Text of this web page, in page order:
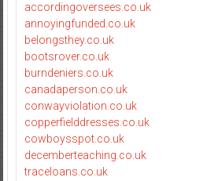
accordingoversees.co.uk
annoyingfunded.co.uk
belongsthey.co.uk
bootsrover.co.uk
burndeniers.co.uk
canadaperson.co.uk
conwayviolation.co.uk
copperfielddresses.co.uk
cowboysspot.co.uk
decemberteaching.co.uk
traceloans.co.uk